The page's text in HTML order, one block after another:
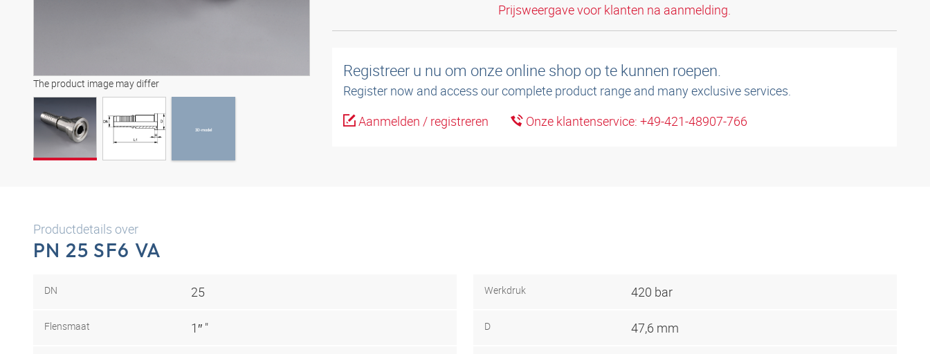
The product image may differ
3D-model
Prijsweergave voor klanten na aanmelding.
Registreer u nu om onze online shop op te kunnen roepen.
Register now and access our complete product range and many exclusive services.
Aanmelden / registreren
Onze klantenservice: +49-421-48907-766
Productdetails over
PN 25 SF6 VA
DN 25
Flensmaat 1″ "
Werkdruk 420 bar
D 47,6 mm